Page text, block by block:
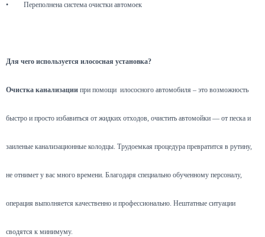
• Переполнена система очистки автомоек
Для чего используется илососная установка?
Очистка канализации при помощи илососного автомобиля – это возможность
быстро и просто избавиться от жидких отходов, очистить автомойки — от песка и
заиленые канализационные колодцы. Трудоемкая процедура превратится в рутину,
не отнимет у вас много времени. Благодаря специально обученному персоналу,
операция выполняется качественно и профессионально. Нештатные ситуации
сводятся к минимуму.